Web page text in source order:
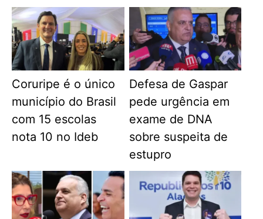
Coruripe é o único
município do Brasil
com 15 escolas
nota 10 no Ideb
Defesa de Gaspar
pede urgência em
exame de DNA
sobre suspeita de
estupro